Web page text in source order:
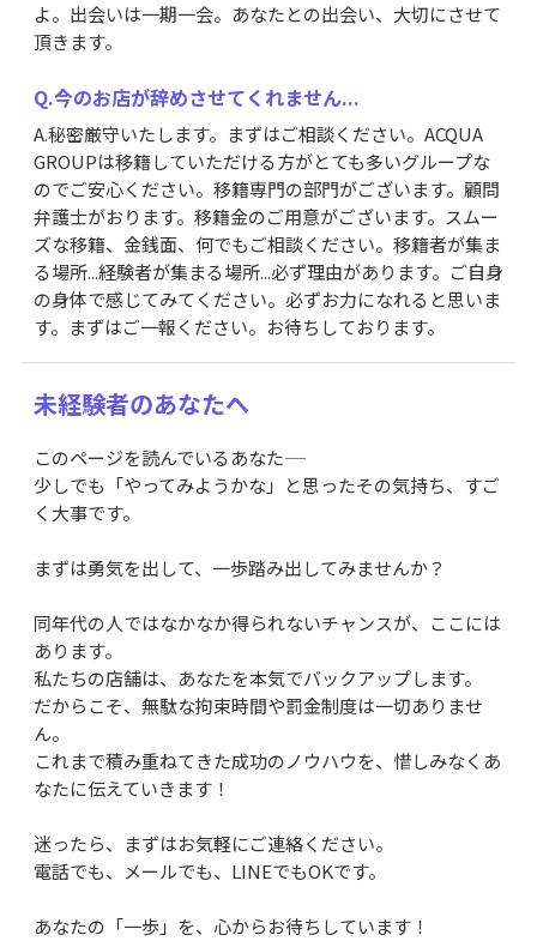
よ。出会いは一期一会。あなたとの出会い、大切にさせて
頂きます。
Q.今のお店が辞めさせてくれません...
A.秘密厳守いたします。まずはご相談ください。ACQUA
GROUPは移籍していただける方がとても多いグループな
のでご安心ください。移籍専門の部門がございます。顧問
弁護士がおります。移籍金のご用意がございます。スムー
ズな移籍、金銭面、何でもご相談ください。移籍者が集ま
る場所...経験者が集まる場所...必ず理由があります。ご自身
の身体で感じてみてください。必ずお力になれると思いま
す。まずはご一報ください。お待ちしております。
未経験者のあなたへ
このページを読んでいるあなた――
少しでも「やってみようかな」と思ったその気持ち、すご
く大事です。
まずは勇気を出して、一歩踏み出してみませんか？
同年代の人ではなかなか得られないチャンスが、ここには
あります。
私たちの店舗は、あなたを本気でバックアップします。
だからこそ、無駄な拘束時間や罰金制度は一切ありませ
ん。
これまで積み重ねてきた成功のノウハウを、惜しみなくあ
なたに伝えていきます！
迷ったら、まずはお気軽にご連絡ください。
電話でも、メールでも、LINEでもOKです。
あなたの「一歩」を、心からお待ちしています！